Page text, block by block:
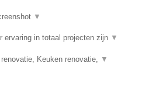
▼
ervaring in totaal projecten zijn ▼
Keuken renovatie, ▼